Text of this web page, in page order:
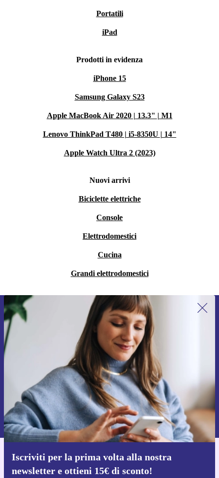
Portatili
iPad
Prodotti in evidenza
iPhone 15
Samsung Galaxy S23
Apple MacBook Air 2020 | 13.3" | M1
Lenovo ThinkPad T480 | i5-8350U | 14"
Apple Watch Ultra 2 (2023)
Nuovi arrivi
Biciclette elettriche
Console
Elettrodomestici
Cucina
Grandi elettrodomestici
Iscriviti per la prima volta alla nostra
newsletter e ottieni 15€ di sconto!
Iscriviti per la prima volta alla nostra
newsletter e ottieni 15€ di sconto!
Non farti più scappare le migliori offerte.
Richiedi codice sconto
Per maggiori informazioni sull’uso dei dati personali, visita la nostra
Normativa sulla privacy
Scarica l'app di refurbed
Per iOS e Android